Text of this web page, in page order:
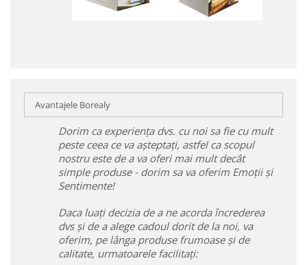
Avantajele Borealy
Dorim ca experiența dvs. cu noi sa fie cu mult
peste ceea ce va așteptați, astfel ca scopul
nostru este de a va oferi mai mult decât
simple produse - dorim sa va oferim Emoții și
Sentimente!
Daca luați decizia de a ne acorda încrederea
dvs și de a alege cadoul dorit de la noi, va
oferim, pe lânga produse frumoase și de
calitate, urmatoarele facilitați: